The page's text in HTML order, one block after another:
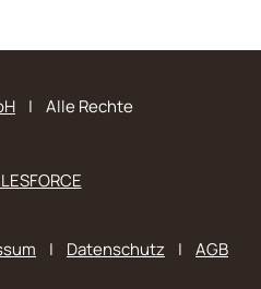
| Alle Rechte
| Datenschutz | AGB